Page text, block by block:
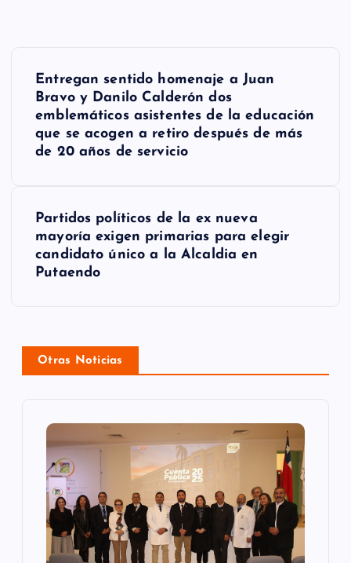
n
d
Entregan sentido homenaje a Juan
Bravo y Danilo Calderón dos
emblemáticos asistentes de la educación
que se acogen a retiro después de más
de 20 años de servicio
Partidos políticos de la ex nueva
mayoría exigen primarias para elegir
candidato único a la Alcaldia en
Putaendo
Otras Noticias